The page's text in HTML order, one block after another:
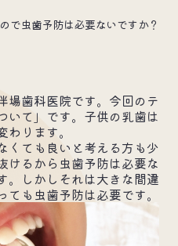
で虫歯予防は必要ないですか？
場歯科医院です。今回のテ
いて」です。子供の乳歯は
ります。
くても良いと考える方も少
けるから虫歯予防は必要な
。しかしそれは大きな間違
も虫歯予防は必要です。